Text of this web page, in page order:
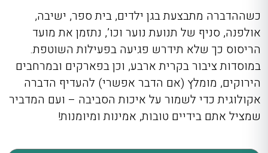
כשההדברה מתבצעת בגן ילדים, בית ספר, ישיבה,
אולפנה, סניף של תנועת נוער וכו’, נתזמן את מועד
הריסוס כך שלא תידרש פגיעה בפעילות השוטפת.
במוסדות ציבור בקרית ארבע, וכן בפארקים ובמרחבים
הירוקים, מומלץ (אם הדבר אפשרי) להעדיף הדברה
אקולוגית כדי לשמור על איכות הסביבה – ועם המדביר
שמציל אתם בידיים טובות, אמינות ומיומנות!